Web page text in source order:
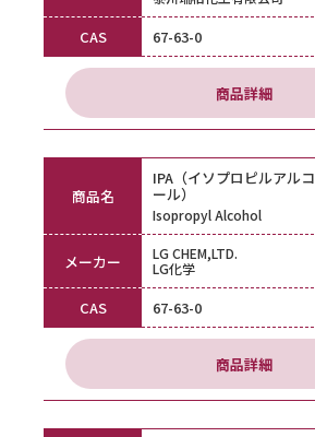
CAS 67-63-0
商品詳細
商品名
IPA（イソプロピルアルコ
ール）
Isopropyl Alcohol
メーカー
LG CHEM,LTD.
LG化学
CAS 67-63-0
商品詳細